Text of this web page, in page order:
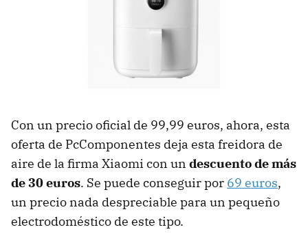
Con un precio oficial de 99,99 euros, ahora, esta
oferta de PcComponentes deja esta freidora de
aire de la firma Xiaomi con un descuento de más
de 30 euros. Se puede conseguir por 69 euros,
un precio nada despreciable para un pequeño
electrodoméstico de este tipo.